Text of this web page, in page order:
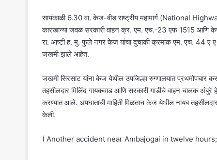
सायंकाळी 6.30 वा. केज-बीड राष्ट्रीय महामार्ग (National
कारखान्या जवळ सरकारी वाहन क्र. एम. एच.-23 एफ 1515 आणि
रा. आष्टी ह. मु. फुले नगर केज यांचा दुचाकी क्रमांक एम. एच. 44 ए
जखमी झाले आहेत.
जखमी सिरसाट यांना केज येथील उपजिल्हा रुग्णालयात प्रथमोपचार
तहसीलदार मिलिंद गायकवाड आणि सरकारी गाडीचे वाहन चालक
करण्यात आले. अपघाताची माहिती मिळताच केज येथील नायब
केली.
( Another accident near Ambajogai in twelve